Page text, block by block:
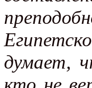
думает,